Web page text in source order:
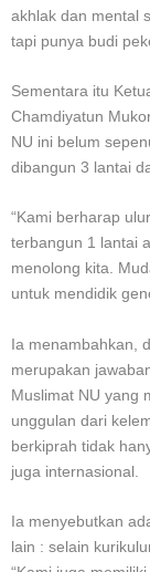
akhlak dan mental
tapi punya budi
Sementara itu
Chamdiyatun
NU ini belum
dibangun 3 lantai
“Kami berharap
terbangun 1 lantai
menolong kita.
untuk mendidik
Ia menambahkan,
merupakan
Muslimat NU yang
unggulan dari
berkiprah tidak
juga internasional.
Ia menyebutkan
lain : selain